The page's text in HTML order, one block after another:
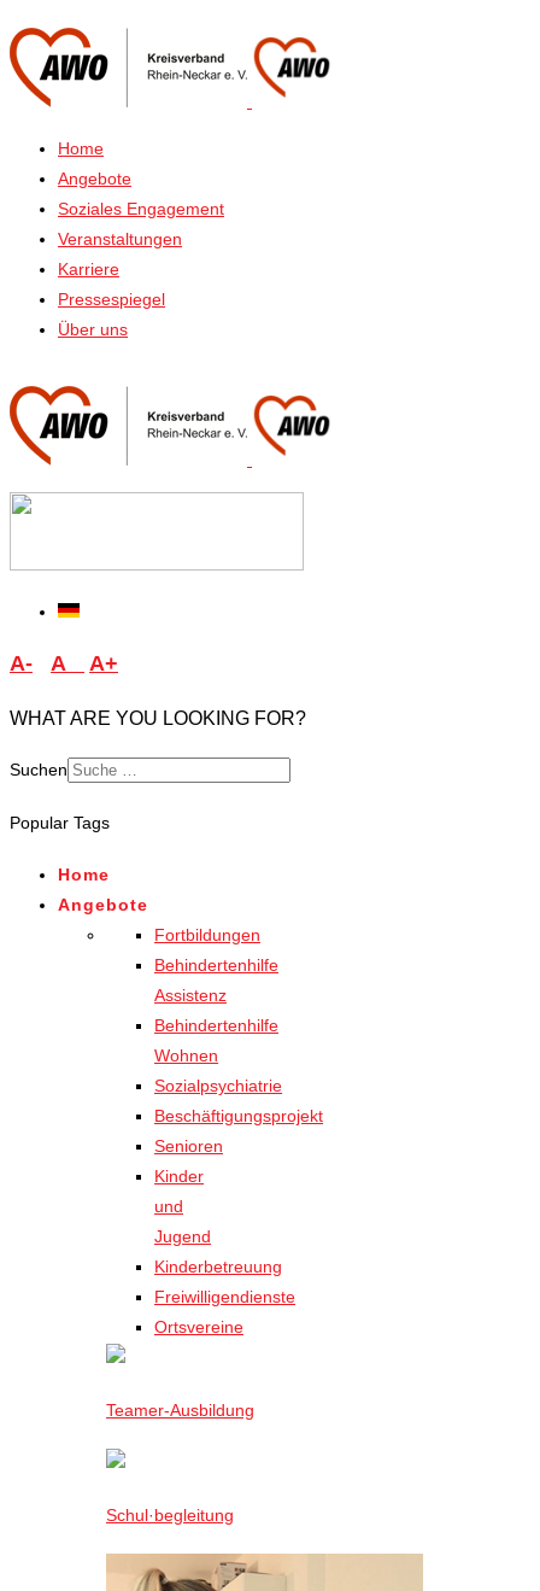
Home
Angebote
Soziales Engagement
Veranstaltungen
Karriere
Pressespiegel
Über uns
A- A A+
WHAT ARE YOU LOOKING FOR?
Suchen
for results.
Popular Tags
Home
Angebote
Fortbildungen
Behindertenhilfe
Assistenz
Behindertenhilfe
Wohnen
Sozialpsychiatrie
Beschäftigungsprojekt
Senioren
Kinder
und
Jugend
Kinderbetreuung
Freiwilligendienste
Ortsvereine
Teamer-Ausbildung
Schul·begleitung